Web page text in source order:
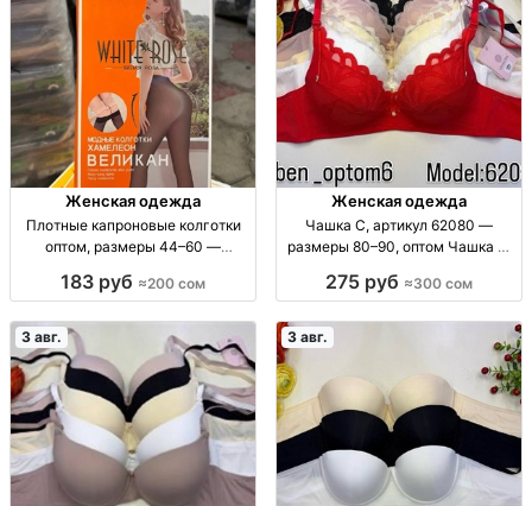
Женская одежда
Плотные капроновые колготки
оптом, размеры 44–60 —
колготки, р-р 44–54, 54–60, уп. 6
183 руб ≈200 сом
Женская одежда
Чашка C, артикул 62080 —
размеры 80–90, оптом Чашка C,
посадка, уп. 3 шт., 300 сом/шт.
275 руб ≈300 сом
3 авг. 3 авг.